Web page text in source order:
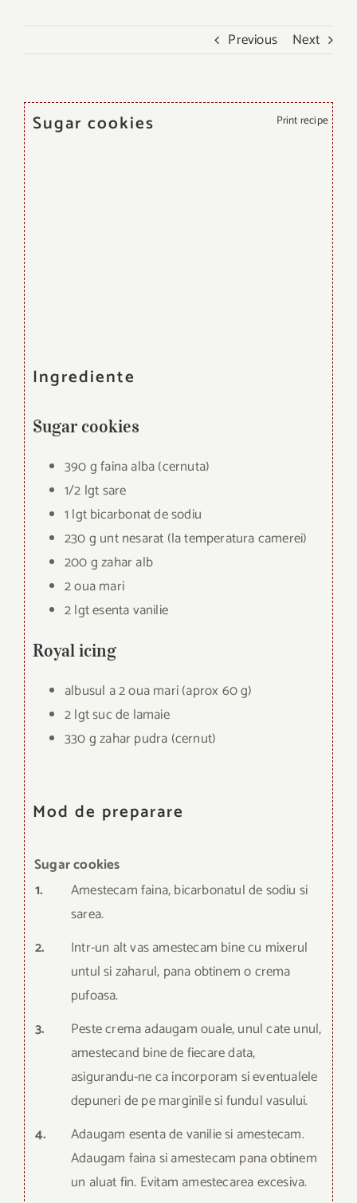
Previous Next
Sugar cookies Print recipe
Ingrediente
Sugar cookies
390 g faina alba (cernuta)
1/2 lgt sare
1 lgt bicarbonat de sodiu
230 g unt nesarat (la temperatura camerei)
200 g zahar alb
2 oua mari
2 lgt esenta vanilie
Royal icing
albusul a 2 oua mari (aprox 60 g)
2 lgt suc de lamaie
330 g zahar pudra (cernut)
Mod de preparare
Sugar cookies
1.
Amestecam faina, bicarbonatul de sodiu si
sarea.
2.
Intr-un alt vas amestecam bine cu mixerul
untul si zaharul, pana obtinem o crema
pufoasa.
3.
Peste crema adaugam ouale, unul cate unul,
amestecand bine de fiecare data,
asigurandu-ne ca incorporam si eventualele
depuneri de pe marginile si fundul vasului.
4.
Adaugam esenta de vanilie si amestecam.
Adaugam faina si amestecam pana obtinem
un aluat fin. Evitam amestecarea excesiva.